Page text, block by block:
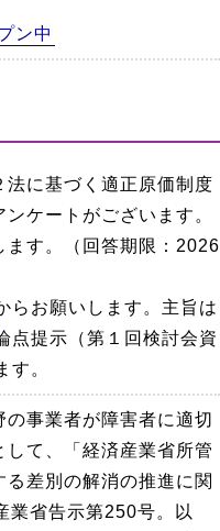
ン中
に基づく適正原価制度
ケートがございます。
ます。（回答期限：2026
らお願いします。主旨は
点提示（第１回検討会資
す。
事業者が障害者に適切
て、「経済産業省所管
差別の解消の推進に関
業省告示第250号。以